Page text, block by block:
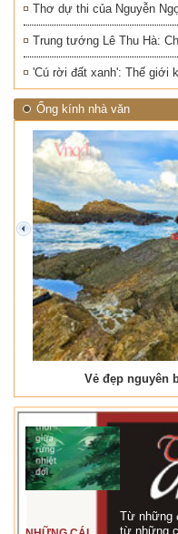
Thơ dự thi của Nguyễn
Trung tướng Lê Thu Hà:
'Cú rời đất xanh': Thế giới
Ống kính nhà văn
Vẻ đẹp nguyên
prev
Từ những
từ những